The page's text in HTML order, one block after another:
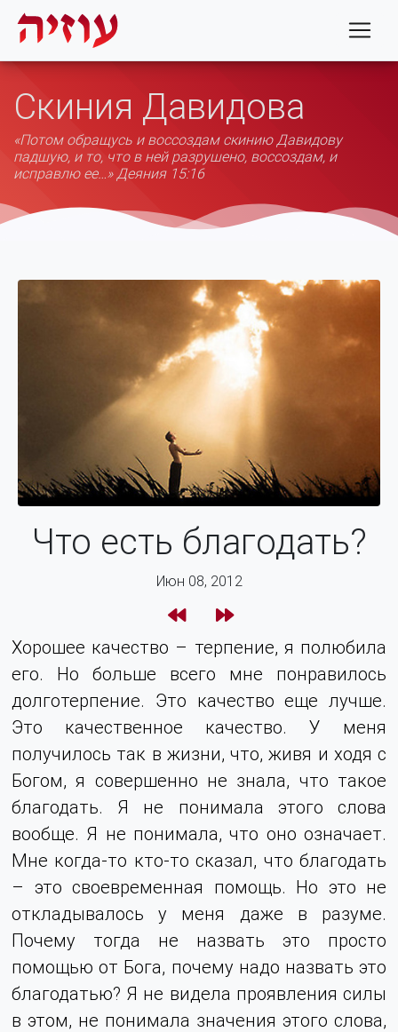
Скиния Давидова
«Потом обращусь и воссоздам скинию Давидову
падшую, и то, что в ней разрушено, воссоздам, и
исправлю ее…» Деяния 15:16
Что есть благодать?
Июн 08, 2012
Хорошее качество – терпение, я полюбила
его. Но больше всего мне понравилось
долготерпение. Это качество еще лучше.
Это качественное качество. У меня
получилось так в жизни, что, живя и ходя с
Богом, я совершенно не знала, что такое
благодать. Я не понимала этого слова
вообще. Я не понимала, что оно означает.
Мне когда-то кто-то сказал, что благодать
– это своевременная помощь. Но это не
откладывалось у меня даже в разуме.
Почему тогда не назвать это просто
помощью от Бога, почему надо назвать это
благодатью? Я не видела проявления силы
в этом, не понимала значения этого слова,